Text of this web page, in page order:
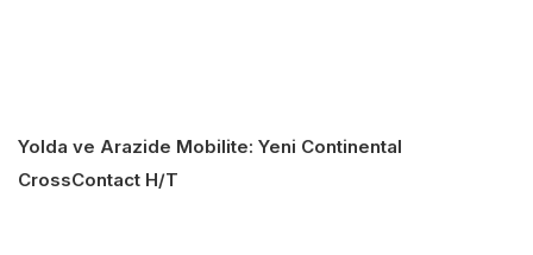
Yolda ve Arazide Mobilite: Yeni Continental
CrossContact H/T